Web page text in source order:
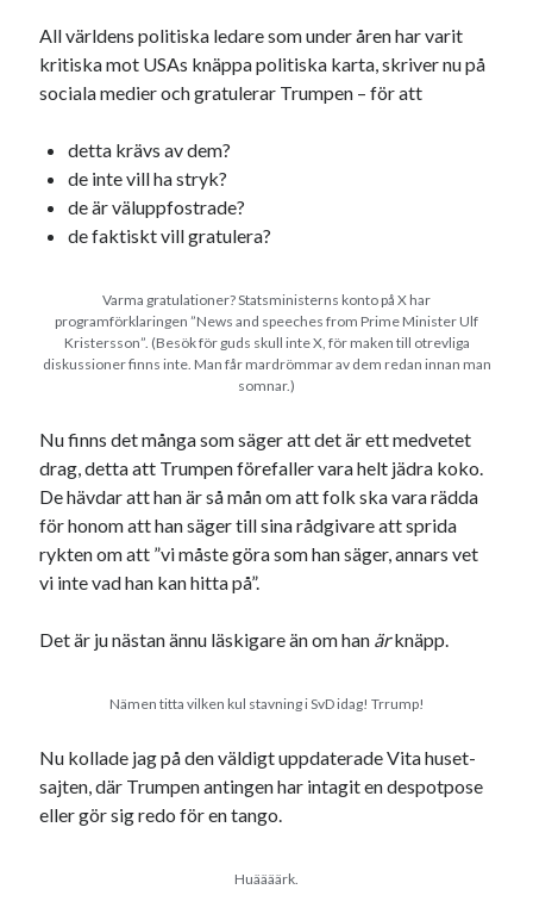
Logga in
Flöde för inlägg
Flöde för kommentarer
WordPress.org
Swish: 070-8885542
All världens politiska ledare som under åren har varit
kritiska mot USAs knäppa politiska karta, skriver nu på
sociala medier och gratulerar Trumpen – för att
detta krävs av dem?
de inte vill ha stryk?
de är väluppfostrade?
de faktiskt vill gratulera?
Varma gratulationer? Statsministerns konto på X har
programförklaringen ”News and speeches from Prime Minister Ulf
Kristersson”. (Besök för guds skull inte X, för maken till otrevliga
diskussioner finns inte. Man får mardrömmar av dem redan innan man
somnar.)
Nu finns det många som säger att det är ett medvetet
drag, detta att Trumpen förefaller vara helt jädra koko.
De hävdar att han är så mån om att folk ska vara rädda
för honom att han säger till sina rådgivare att sprida
rykten om att ”vi måste göra som han säger, annars vet
vi inte vad han kan hitta på”.
Det är ju nästan ännu läskigare än om han ärknäpp.
Nämen titta vilken kul stavning i SvD idag! Trrump!
Nu kollade jag på den väldigt uppdaterade Vita huset-
sajten, där Trumpen antingen har intagit en despotpose
eller gör sig redo för en tango.
Huäääärk.